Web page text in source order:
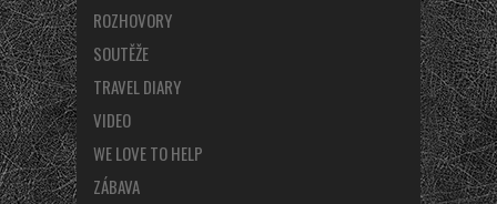
ROZHOVORY
SOUTĚŽE
TRAVEL DIARY
VIDEO
WE LOVE TO HELP
ZÁBAVA